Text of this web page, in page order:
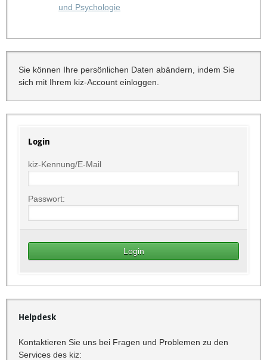
und Psychologie
Sie können Ihre persönlichen Daten abändern, indem Sie
sich mit Ihrem kiz-Account einloggen.
Login
kiz-Kennung/E-Mail
Passwort:
Helpdesk
Kontaktieren Sie uns bei Fragen und Problemen zu den
Services des kiz: